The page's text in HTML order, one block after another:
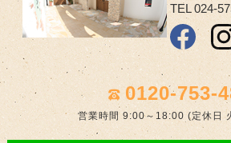
TEL 024-
0120-753-
営業時間 9:00～18:00 (定休日